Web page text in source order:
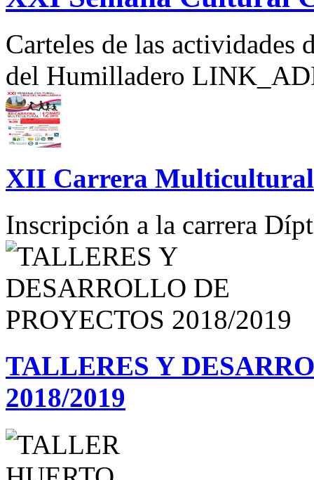
Carteles de las
del Humilladero
XII Carrera Multicultural
Inscripción a la carrera
TALLERES Y
2018/2019